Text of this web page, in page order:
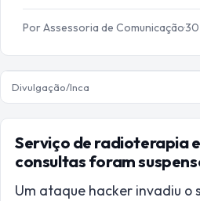
Por Assessoria de Comunicação·
Divulgação/Inca
Serviço de radioterapia
consultas foram
Um ataque hacker invadiu o